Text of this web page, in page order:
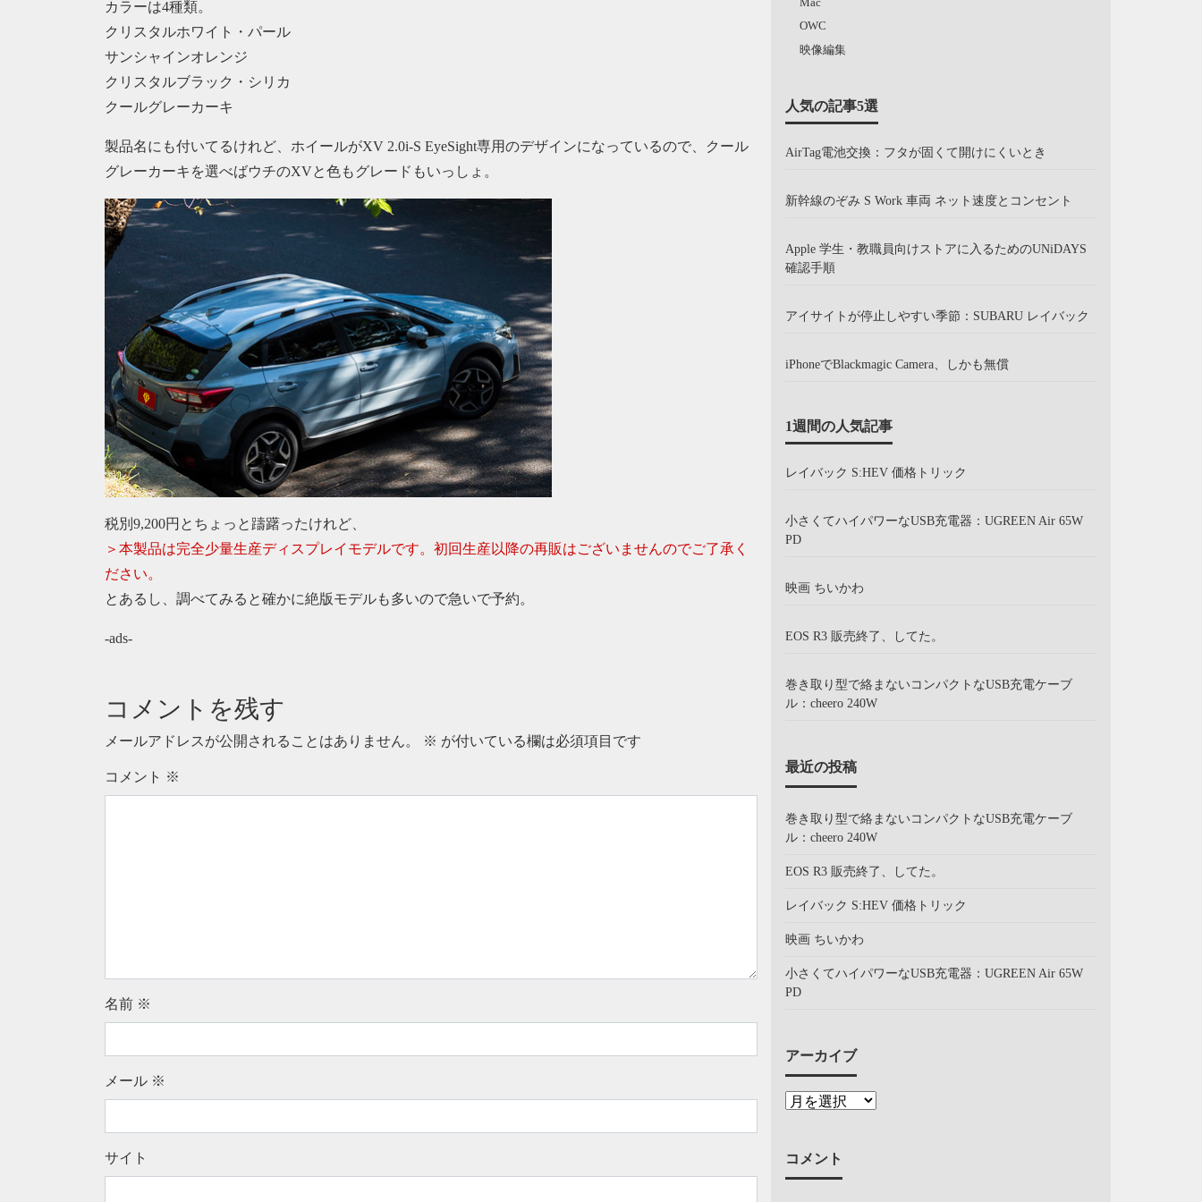
カラーは4種類。
クリスタルホワイト・パール
サンシャインオレンジ
クリスタルブラック・シリカ
クールグレーカーキ
製品名にも付いてるけれど、ホイールがXV 2.0i-S EyeSight専用のデザインになっているので、クール
グレーカーキを選べばウチのXVと色もグレードもいっしょ。
税別9,200円とちょっと躊躇ったけれど、
＞本製品は完全少量生産ディスプレイモデルです。初回生産以降の再販はございませんのでご了承く
ださい。
とあるし、調べてみると確かに絶版モデルも多いので急いで予約。
-ads-
コメントを残す
メールアドレスが公開されることはありません。 ※ が付いている欄は必須項目です
コメント ※
名前 ※
メール ※
サイト
OWC
映像編集
人気の記事5選
AirTag電池交換：フタが固くて開けにくいとき
新幹線のぞみ S Work 車両 ネット速度とコンセント
Apple 学生・教職員向けストアに入るためのUNiDAYS
確認手順
アイサイトが停止しやすい季節：SUBARU レイバック
iPhoneでBlackmagic Camera、しかも無償
1週間の人気記事
レイバック S:HEV 価格トリック
小さくてハイパワーなUSB充電器：UGREEN Air 65W
PD
映画 ちいかわ
EOS R3 販売終了、してた。
巻き取り型で絡まないコンパクトなUSB充電ケーブ
ル：cheero 240W
最近の投稿
巻き取り型で絡まないコンパクトなUSB充電ケーブ
ル：cheero 240W
EOS R3 販売終了、してた。
レイバック S:HEV 価格トリック
映画 ちいかわ
小さくてハイパワーなUSB充電器：UGREEN Air 65W
PD
アーカイブ
コメント